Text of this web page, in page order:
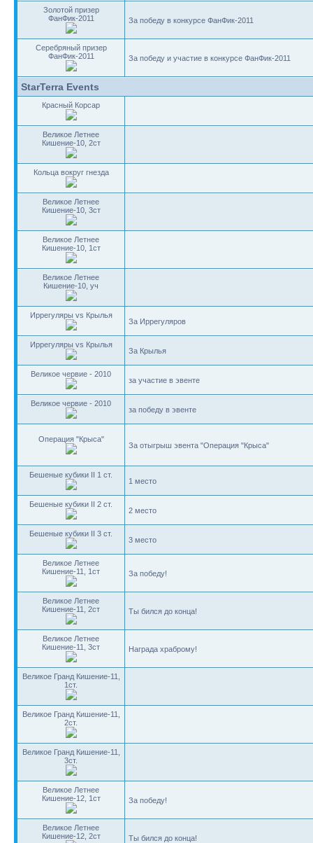
Золотой призер
ФанФик-2011
За победу в конкурсе ФанФик-2011
Серебряный призер
ФанФик-2011
За победу и участие в конкурсе ФанФик-2011
StarTerra Events
Красный Корсар
Великое Летнее
Кишение-10, 2ст
Кольца вокруг гнезда
Великое Летнее
Кишение-10, 3ст
Великое Летнее
Кишение-10, 1ст
Великое Летнее
Кишение-10, уч
Иррегуляры vs Крылья
За Иррегуляров
Иррегуляры vs Крылья
За Крылья
Великое червие - 2010
за участие в эвенте
Великое червие - 2010
за победу в эвенте
Операция "Крыса"
За отыгрыш эвента "Операция "Крыса"
Бешеные кубики II 1 ст.
1 место
Бешеные кубики II 2 ст.
2 место
Бешеные кубики II 3 ст.
3 место
Великое Летнее
Кишение-11, 1ст
За победу!
Великое Летнее
Кишение-11, 2ст
Ты бился до конца!
Великое Летнее
Кишение-11, 3ст
Награда храброму!
Великое Гранд Кишение-11,
1ст.
Великое Гранд Кишение-11,
2ст.
Великое Гранд Кишение-11,
3ст.
Великое Летнее
Кишение-12, 1ст
За победу!
Великое Летнее
Кишение-12, 2ст
Ты бился до конца!